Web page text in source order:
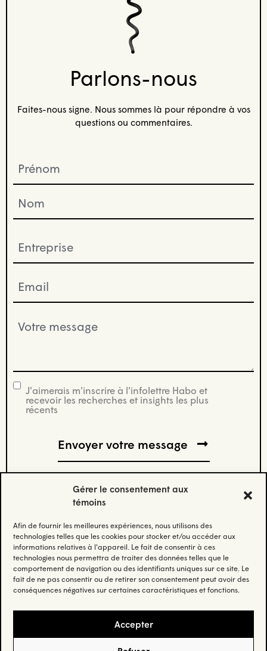
Gérer le consentement aux
témoins
Afin de fournir les meilleures expériences, nous utilisons des
technologies telles que les cookies pour stocker et/ou accéder aux
informations relatives à l'appareil. Le fait de consentir à ces
technologies nous permettra de traiter des données telles que le
comportement de navigation ou des identifiants uniques sur ce site. Le
fait de ne pas consentir ou de retirer son consentement peut avoir des
conséquences négatives sur certaines caractéristiques et fonctions.
Accepter
Parlons-nous
Faites-nous signe. Nous sommes là pour répondre à vos
questions ou commentaires.
(Nécessaire)
(Nécessaire)
message
infolettre
J'aimerais m'inscrire à l'infolettre Habo et
recevoir les recherches et insights les plus
récents
Abonnez-vous à notre infolettre.
Restez à jour et recevez nos données et nos insights les
plus récents.